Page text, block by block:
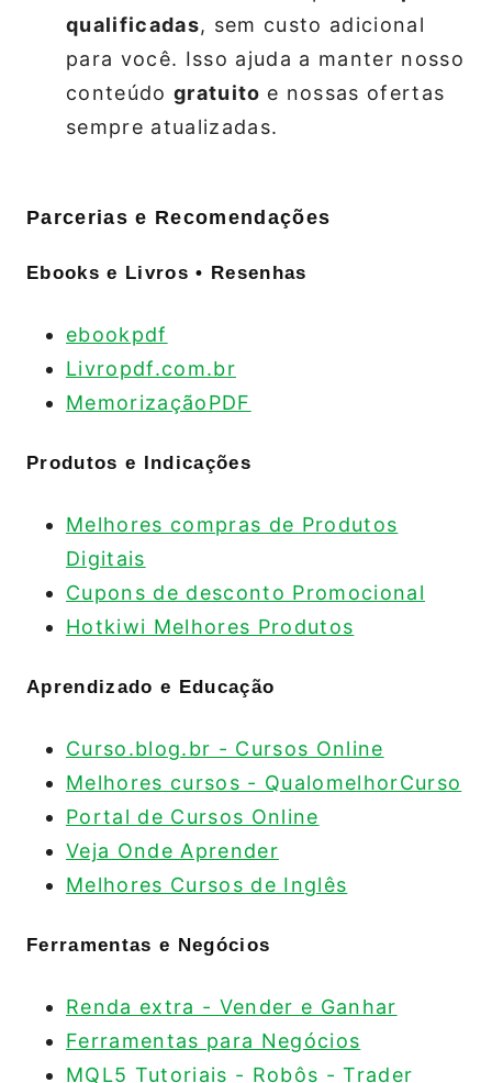
qualificadas, sem custo adicional
para você. Isso ajuda a manter nosso
conteúdo gratuito e nossas ofertas
sempre atualizadas.
Parcerias e Recomendações
Ebooks e Livros • Resenhas
ebookpdf
Livropdf.com.br
MemorizaçãoPDF
Produtos e Indicações
Melhores compras de Produtos
Digitais
Cupons de desconto Promocional
Hotkiwi Melhores Produtos
Aprendizado e Educação
Curso.blog.br - Cursos Online
Melhores cursos - QualomelhorCurso
Portal de Cursos Online
Veja Onde Aprender
Melhores Cursos de Inglês
Ferramentas e Negócios
Renda extra - Vender e Ganhar
Ferramentas para Negócios
MQL5 Tutoriais - Robôs - Trader